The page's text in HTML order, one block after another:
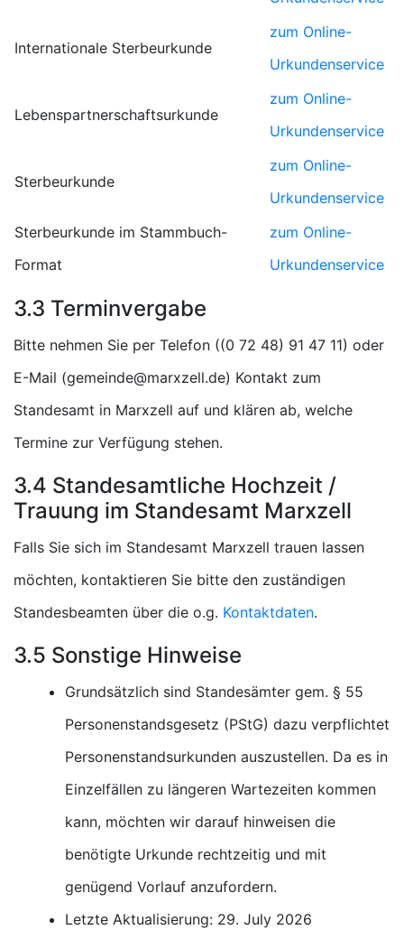
Internationale Sterbeurkunde
zum Online-
Urkundenservice
Lebenspartnerschaftsurkunde
zum Online-
Urkundenservice
Sterbeurkunde
zum Online-
Urkundenservice
Sterbeurkunde im Stammbuch-
Format
zum Online-
Urkundenservice
3.3 Terminvergabe
Bitte nehmen Sie per Telefon (
) oder
E-Mail (
) Kontakt zum
Standesamt in Marxzell auf und klären ab, welche
Termine zur Verfügung stehen.
3.4 Standesamtliche Hochzeit /
Trauung im Standesamt Marxzell
Falls Sie sich im Standesamt Marxzell trauen lassen
möchten, kontaktieren Sie bitte den zuständigen
Standesbeamten über die o.g. Kontaktdaten.
3.5 Sonstige Hinweise
Grundsätzlich sind Standesämter gem. § 55
Personenstandsgesetz (PStG) dazu verpflichtet
Personenstandsurkunden auszustellen. Da es in
Einzelfällen zu längeren Wartezeiten kommen
kann, möchten wir darauf hinweisen die
benötigte Urkunde rechtzeitig und mit
genügend Vorlauf anzufordern.
Letzte Aktualisierung: 29. July 2026